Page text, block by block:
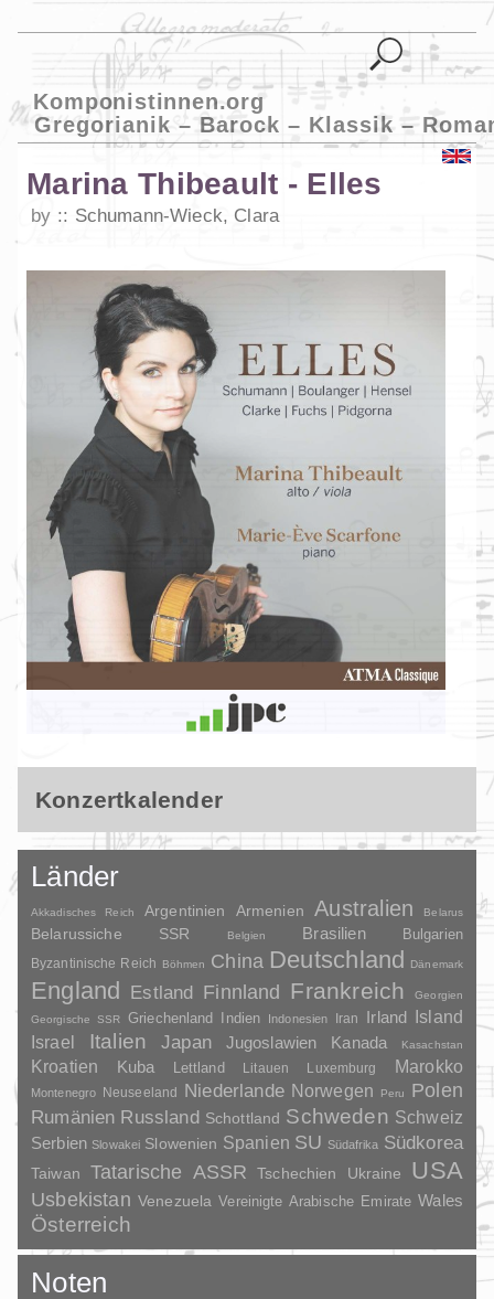
Komponistinnen.org
Gregorianik – Barock – Klassik –
Marina Thibeault - Elles
by Schumann-Wieck, Clara
Konzertkalender
Länder
Akkadisches Reich Argentinien Armenien Australien Belarus
Belarussiche SSR Belgien Brasilien Bulgarien
Byzantinische Reich Böhmen China Deutschland Dänemark
England Estland Finnland Frankreich
Georgien
Georgische SSR
Griechenland Indien Indonesien Iran Irland
Island
Israel
Italien Japan Jugoslawien Kanada Kasachstan
Kroatien Kuba Lettland Litauen Luxemburg Marokko
Montenegro Neuseeland Niederlande Norwegen Peru
Polen
Rumänien Russland Schottland Schweden Schweiz
Serbien Slowakei Slowenien Spanien SU Südafrika Südkorea
Taiwan Tatarische ASSR Tschechien Ukraine USA
Usbekistan Venezuela Vereinigte Arabische Emirate Wales
Österreich
Noten